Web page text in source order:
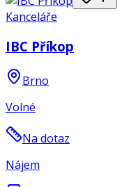
Kanceláře
IBC Příkop
Brno
Volné
Na dotaz
Nájem